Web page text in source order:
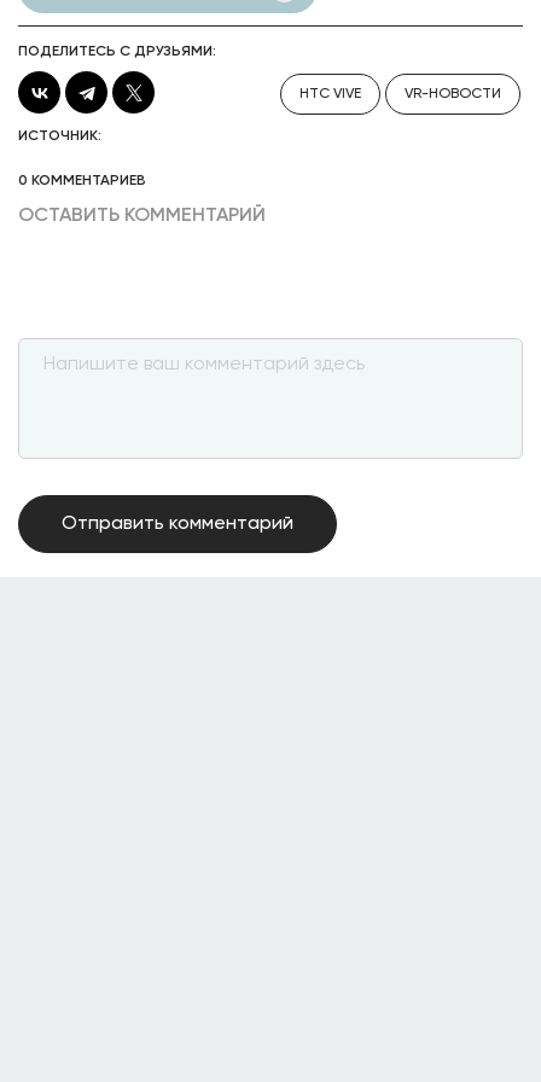
ПОДЕЛИТЕСЬ С ДРУЗЬЯМИ:
HTC VIVE VR-НОВОСТИ
ИСТОЧНИК:
0 КОММЕНТАРИЕВ
ОСТАВИТЬ КОММЕНТАРИЙ